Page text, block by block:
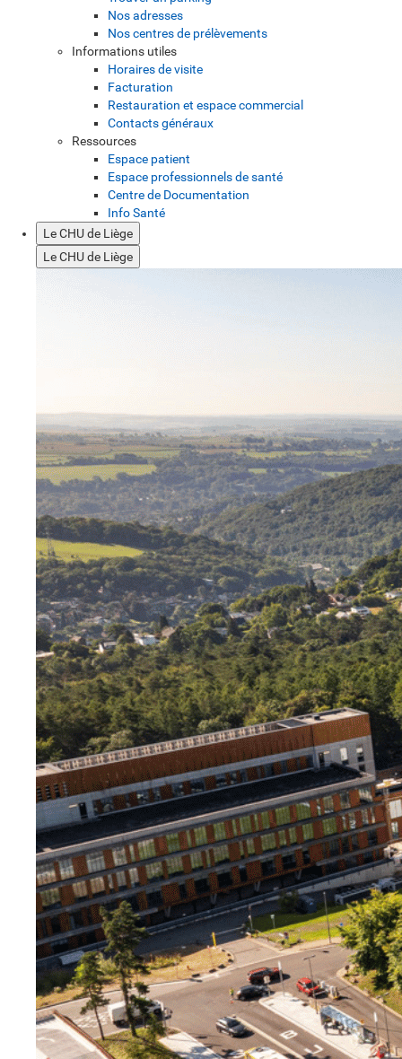
Nos adresses
Nos centres de prélèvements
Informations utiles
Horaires de visite
Facturation
Restauration et espace commercial
Contacts généraux
Ressources
Espace patient
Espace professionnels de santé
Centre de Documentation
Info Santé
Le CHU de Liège
Le CHU de Liège